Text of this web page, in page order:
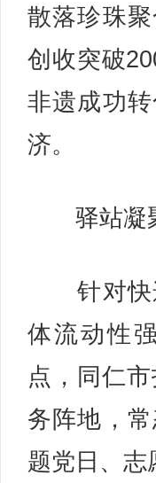
散落珍珠
创收突破
非遗成功
济。
驿站凝
针对快
体流动性
点，同仁
务阵地，
题党日、志